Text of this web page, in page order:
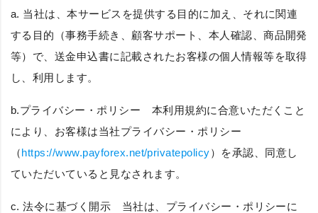
a. 当社は、本サービスを提供する目的に加え、それに関連
する目的（事務手続き、顧客サポート、本人確認、商品開発
等）で、送金申込書に記載されたお客様の個人情報等を取得
し、利用します。
b.プライバシー・ポリシー 本利用規約に合意いただくこと
により、お客様は当社プライバシー・ポリシー
（https://www.payforex.net/privatepolicy）を承認、同意し
ていただいていると見なされます。
c.法令に基づく開示 当社は、プライバシー・ポリシーに